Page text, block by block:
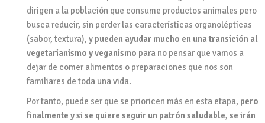
dirigen a la población que consume productos animales pero
busca reducir, sin perder las características organolépticas
(sabor, textura), y pueden ayudar mucho en una transición al
vegetarianismo y veganismo para no pensar que vamos a
dejar de comer alimentos o preparaciones que nos son
familiares de toda una vida.
Por tanto, puede ser que se prioricen más en esta etapa, pero
finalmente y si se quiere seguir un patrón saludable, se irán